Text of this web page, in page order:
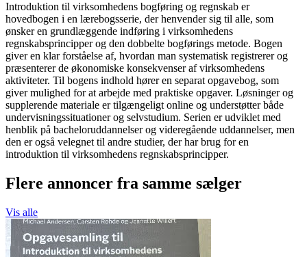
Introduktion til virksomhedens bogføring og regnskab er
hovedbogen i en lærebogsserie, der henvender sig til alle, som
ønsker en grundlæggende indføring i virksomhedens
regnskabsprincipper og den dobbelte bogførings metode. Bogen
giver en klar forståelse af, hvordan man systematisk registrerer og
præsenterer de økonomiske konsekvenser af virksomhedens
aktiviteter. Til bogens indhold hører en separat opgavebog, som
giver mulighed for at arbejde med praktiske opgaver. Løsninger og
supplerende materiale er tilgængeligt online og understøtter både
undervisningssituationer og selvstudium. Serien er udviklet med
henblik på bacheloruddannelser og videregående uddannelser, men
den er også velegnet til andre studier, der har brug for en
introduktion til virksomhedens regnskabsprincipper.
Flere annoncer fra samme sælger
Vis alle